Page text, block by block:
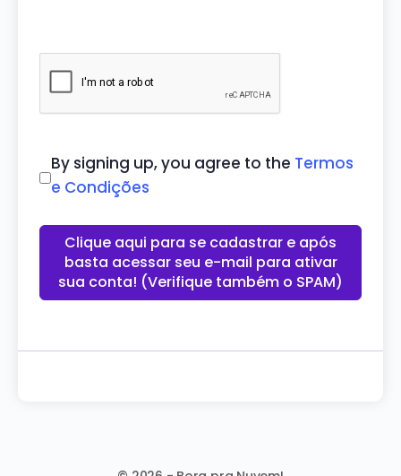
By signing up, you agree to the Termos
e Condições
Clique aqui para se cadastrar e após
basta acessar seu e-mail para ativar
sua conta! (Verifique também o SPAM)